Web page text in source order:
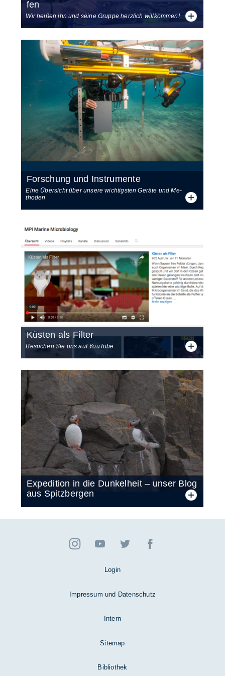
fen
Wir heißen ihn und seine Gruppe herzlich willkommen!
For­schung und In­stru­men­te
Eine Über­sicht über un­se­re wich­tigs­ten Ge­rä­te und Me­
tho­den
Küs­ten als Fil­ter
Besuchen Sie uns auf YouTube.
Ex­pe­di­ti­on in die Dun­kel­heit – un­ser Blog
aus Spitz­ber­gen
Login
Impressum und Datenschutz
Intern
Sitemap
Bibliothek